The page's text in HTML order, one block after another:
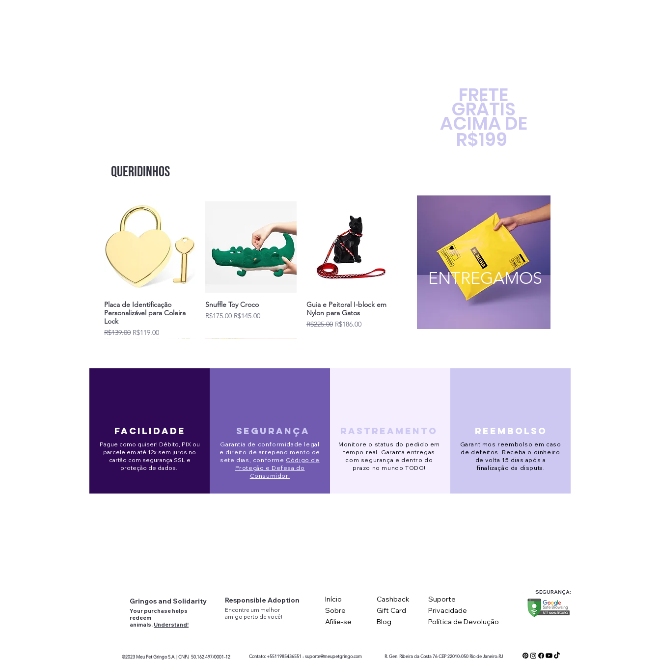
QUERIDINHOS
FRETE
GRÁTIS
ACIMA DE
R$199
Placa de Identificação
Personalizável para Coleira
Lock
Regular Price
R$139.00 Sale Price
R$119.00
Snuffle Toy Croco
Regular Price
R$175.00 Sale Price
R$145.00
Guia e Peitoral I-block em
Nylon para Gatos
Regular Price
R$225.00 Sale Price
R$186.00
Guia e Peitoral I-block em
Couro para Gatos
Regular Price
R$261.00Sale Price
R$211.00
Vestido Eve
Regular Price
R$202.00 Sale Price
R$132.00
Pijaminha Noite de Natal
Regular Price
R$141.00 Sale Price
R$113.00
Guia Curta Multifuncional
Regular Price
R$205.00 Sale Price
R$153.00
Cinto de Segurança Pet
Regular Price
R$193.00 Sale Price
R$153.00
Gorro Galgo
Price
R$123.00
Alicate de unha LED
Price
R$134.00
Gola Alta Slim
From
Regular Price
R$120.00 R$90.00
Sale Price
Óculos de sol redondo
Regular Price
R$88.00 Sale Price
R$78.00
Price
R$111.00
ENTREGAMOS
facilidade
Pague como quiser! Débito, PIX ou
parcele em até 12x sem juros no
cartão com segurança SSL e
proteção de dados.
segurança
Garantia de conformidade legal
e direito de arrependimento de
sete dias, conforme Código de
Proteção e Defesa do
Consumidor.
rastreamento
Monitore o status do pedido em
tempo real. Garanta entregas
com segurança e dentro do
prazo no mundo TODO!
reembolso
Garantimos reembolso em caso
de defeitos. Receba o dinheiro
de volta 15 dias após a
finalização da disputa.
©2023Meu Pet GringoS.A. |CNPJ 50.162.497/0001-12 Contato: +5511985436551 -suporte@meupetgringo.com R. Gen. Ribeira da Costa 76 CEP 22010-050 Rio de Janeiro-RJ
Gringos and Solidarity
Your purchase helps
redeem
animals. Understand!
Responsible Adoption
Encontre um melhor
amigo perto de você!
Início
Sobre
Afilie-se
Cashback
Gift Card
Blog
Suporte
Privacidade
Política de Devolução
SEGURANÇA: